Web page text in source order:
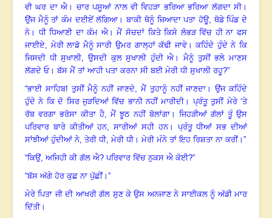
ਵੀ ਘਰ ਦਾ ਐ। ਚਾਰ ਪਸੂਆਂ ਨਾਲ ਵੀ ਵਿਹੜਾ ਭਰਿਆ ਭਰਿਆ ਲੱਗਦਾ ਸੀ।
ਉਂਜ ਮੈਨੂੰ ਤਾਂ ਕੰਮ ਦਈਏਂ ਲੱਗਿਆ।ਬਾਕੀ ਥੋਨੂੰ ਜ਼ਿਆਦਾ ਪਤਾ ਹੋਊ, ਥੋਡੇ ਪਿੰਡ ਦੇ
ਨੇ। ਧੀ ਧਿਆਣੀ ਦਾ ਕੰਮ ਐ।ਮੈਂ ਸੋਚਦਾਂ ਕਿਤੇ ਕਿਸੇ ਲੋਭੜ ਵਿੱਚ ਹੀ ਨਾ ਫਸ
ਜਾਈਏ, ਮੇਰੀ ਲਾਡੋ ਮੈਨੂੰ ਸਾਰੀ ਉਮਰ ਗਾਲ੍ਹਾਂ ਕੱਢੀ ਜਾਵੇ।ਕਹਿੰਦੇ ਹੁੰਦੇ ਨੇ ਕਿ
ਜਿਸਦੀ ਧੀ ਸੁਖਾਲੀ, ਉਸਦੀ ਕੁਲ ਸੁਖਾਲੀ ਹੁੰਦੀ ਐ।
ਮੈਨੂੰ ਤੁਸੀਂ ਭਲੇ ਮਾਣਸ
ਲੱਗਦੇ ਓ। ਬੱਸ ਮੈਂ ਤਾਂ ਆਹੀ ਪਤਾ ਕਰਨਾ ਸੀ ਬਈ ਮੇਰੀ ਧੀ ਸੁਖਾਲੀ ਰਹੂ?”
“ਭਾਈ ਸਾਹਿਬ! ਤੁਸੀਂ ਮੈਨੂੰ ਨਹੀਂ ਜਾਣਦੇ, ਮੈਂ ਤੁਹਾਨੂੰ ਨਹੀਂ ਜਾਣਦਾ ।ਉਂਜ ਕਹਿੰਦੇ
ਹੁੰਦੇ ਨੇ ਕਿ ਦੋ ਸਿਰ ਜੁੜਦਿਆਂ ਵਿੱਚ ਭਾਨੀ ਨਹੀਂ ਮਾਰੀਦੀ। ਪ੍ਰੰਤੂ ਤੁਸੀਂ ਮੇਰੇ ’ਤੇ
ਰੱਬ ਵਰਗਾ ਭਰੋਸਾ ਕੀਤਾ ਹੈ, ਮੈਂ ਝੂਠ ਨਹੀਂ ਬੋਲਾਂਗਾ । ਜਿਹੜੀਆਂ ਗੱਲਾਂ ਤੂੰ ਉਸ
ਪਰਿਵਾਰ ਬਾਰੇ ਕੀਤੀਆਂ ਹਨ, ਸਾਰੀਆਂ ਸਹੀ ਹਨ। ਪ੍ਰੰਤੂ ਧੀਆਂ ਸਭ ਦੀਆਂ
ਸਾਂਝੀਆਂ ਹੁੰਦੀਆਂ ਨੇ, ਤੇਰੀ ਧੀ, ਮੇਰੀ ਧੀ। ਮੇਰੀ ਮੰਨੇ ਤਾਂ ਇਹ ਰਿਸ਼ਤਾ ਨਾ ਕਰੀਂ।”
“ਕਿਉਂ, ਅਜਿਹੀ ਕੀ ਗੱਲ ਐ? ਪਰਿਵਾਰ ਵਿੱਚ ਨੁਕਸ ਐ ਕੋਈ?”
“ਬੱਸ ਅੱਗੇ ਹੋਰ ਕੁਛ ਨਾ ਪੁੱਛੀਂ।”
ਮੇਰੇ ਪਿਤਾ ਜੀ ਦੀ ਆਖਰੀ ਗੱਲ ਸੁਣ ਕੇ ਉਸ ਅਨਜਾਣ ਨੇ ਸਾਈਕਲ ਨੂੰ ਅੱਡੀ ਮਾਰ
ਦਿੱਤੀ।